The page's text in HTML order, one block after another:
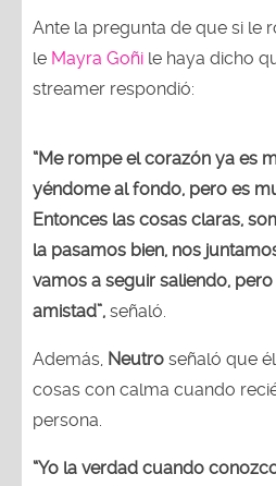
Ante la pregunta de que si le
le Mayra Goñi le haya dicho
streamer respondió:
“Me rompe el corazón ya es
yéndome al fondo, pero es
Entonces las cosas claras,
la pasamos bien, nos
vamos a seguir saliendo,
amistad”, señaló.
Además, Neutro señaló que
cosas con calma cuando
persona.
“Yo la verdad cuando